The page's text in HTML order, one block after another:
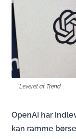
Leveret af Trend
OpenAI har
kan ramme